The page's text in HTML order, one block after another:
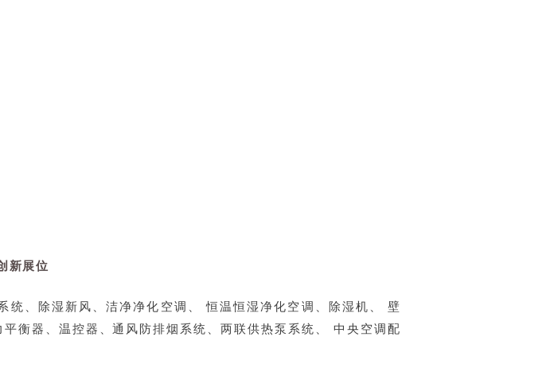
新展位
、除湿新风、洁净净化空调、 恒温恒湿净化空调、除湿机、 壁
衡器、温控器、通风防排烟系统、两联供热泵系统、 中央空调配